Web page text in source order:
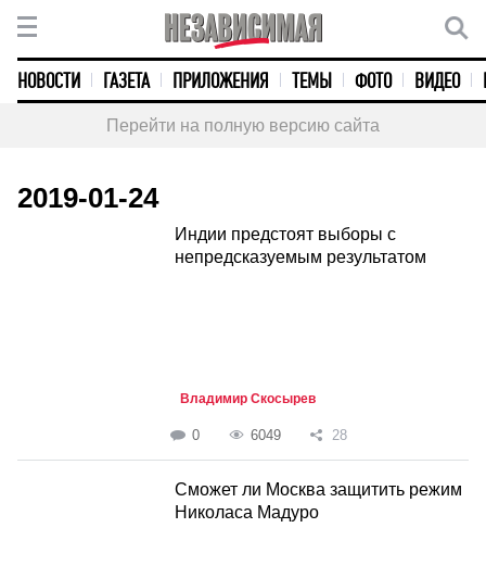
НОВОСТИ ГАЗЕТА ПРИЛОЖЕНИЯ ТЕМЫ ФОТО ВИДЕО
Перейти на полную версию сайта
2019-01-24
Индии предстоят выборы с
непредсказуемым результатом
Владимир Скосырев
0 6049 28
Сможет ли Москва защитить режим
Николаса Мадуро